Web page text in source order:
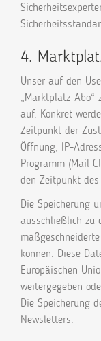
4.
Unser auf den
„Marktplatz-
auf. Konkret
Zeitpunkt der
Öffnung, IP-
Programm (Mail
den Zeitpunkt des
Die Speicherung
ausschließlich zu
können. Diese
Europäischen
weitergegeben
Die Speicherung
Newsletters.